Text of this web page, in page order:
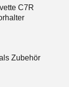
C7R
Zubehör